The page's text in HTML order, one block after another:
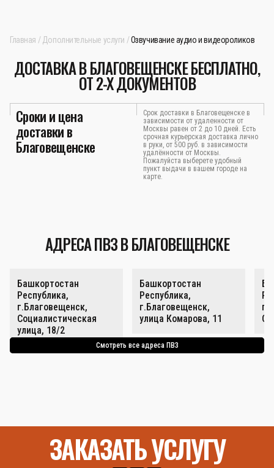
Главная Дополнительные услуги Озвучивание аудио и видеороликов
ДОСТАВКА В БЛАГОВЕЩЕНСКЕ БЕСПЛАТНО,
ОТ 2-Х ДОКУМЕНТОВ
Сроки и цена
доставки в
Благовещенске
Срок доставки в Благовещенске в
зависимости от удаленности от
Москвы равен от 2 до 10 дней. Есть
срочная курьерская доставка лично
в руки, от 500 руб. в зависимости
удалённости от Москвы.
Пожалуйста выберете удобный
пункт выдачи в вашем городе на
карте.
АДРЕСА ПВЗ В БЛАГОВЕЩЕНСКЕ
Башкортостан
Республика,
г.Благовещенск,
Социалистическая
улица, 18/2
Башкортостан
Республика,
г.Благовещенск,
улица Комарова, 11
Смотреть все адреса ПВЗ
ЗАКАЗАТЬ УСЛУГУ